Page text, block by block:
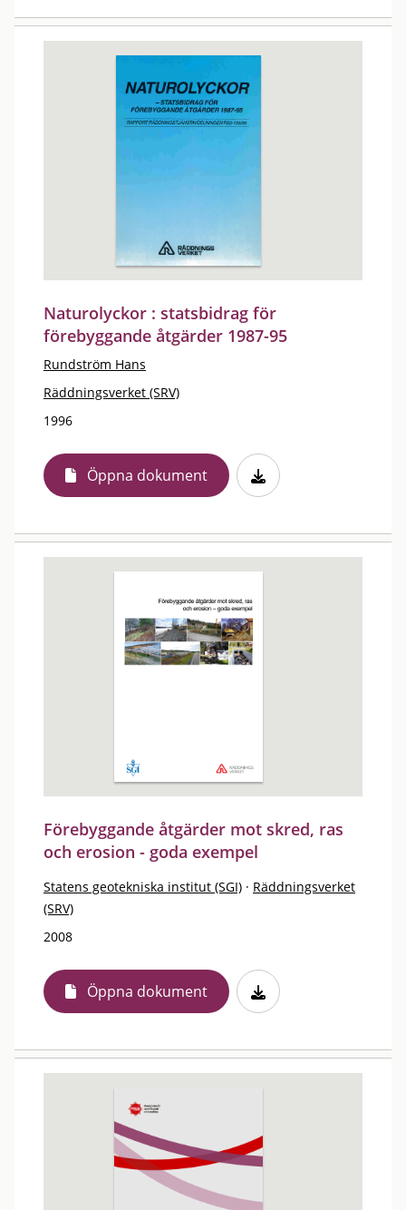
Naturolyckor : statsbidrag för
förebyggande åtgärder 1987-95
Rundström Hans
Räddningsverket (SRV)
1996
Öppna dokument
Förebyggande åtgärder mot skred, ras
och erosion - goda exempel
Statens geotekniska institut (SGI) · Räddningsverket
(SRV)
2008
Öppna dokument